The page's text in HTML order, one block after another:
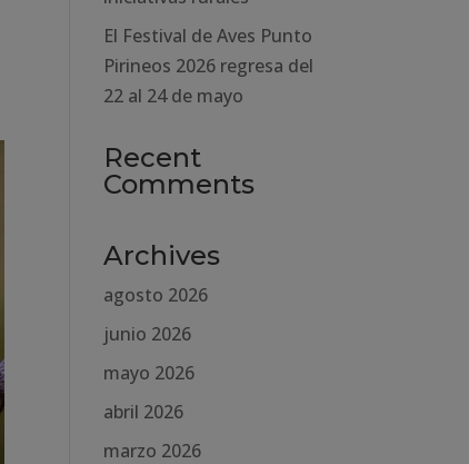
El Festival de Aves Punto
Pirineos 2026 regresa del
22 al 24 de mayo
Recent
Comments
Archives
agosto 2026
junio 2026
mayo 2026
abril 2026
marzo 2026